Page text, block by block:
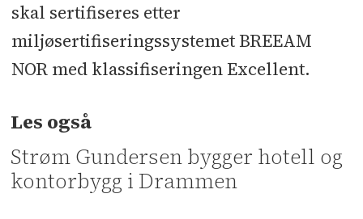
skal sertifiseres etter
miljøsertifiseringssystemet BREEAM
NOR med klassifiseringen Excellent.
Les også
Strøm Gundersen bygger hotell og
kontorbygg i Drammen